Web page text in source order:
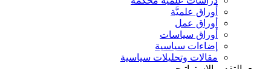
أوراق علميَّة
أوراق عمل
أوراق سياسات
إضاءات سياسية
مقالات وتحليلات سياسية